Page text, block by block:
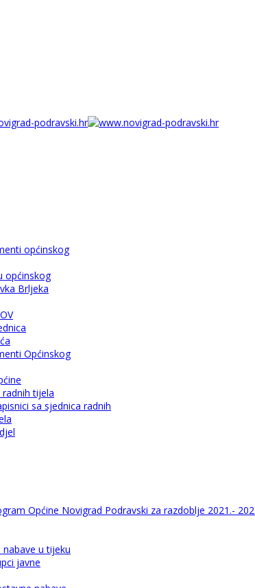
općinskog
općinskog
Brljeka
Općinskog
radnih tijela
sa sjednica radnih
Općine Novigrad Podravski za razdoblje 2021.-
u tijeku
javne